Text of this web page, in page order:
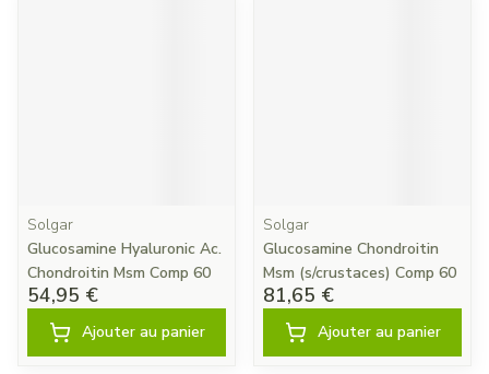
Solgar
Glucosamine Hyaluronic Ac.
Chondroitin Msm Comp 60
54,95 €
Ajouter au panier
Solgar
Glucosamine Chondroitin
Msm (s/crustaces) Comp 60
81,65 €
Ajouter au panier